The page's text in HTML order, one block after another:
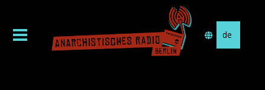
auswählen